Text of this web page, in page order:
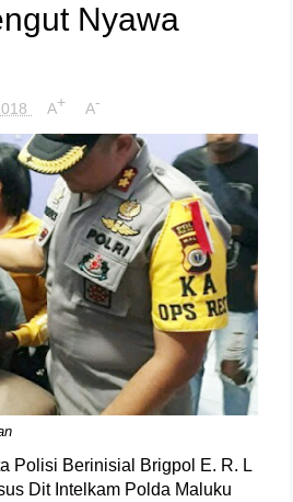
Nyawa
A+ A-
Polisi Berinisial Brigpol E. R. L
Dit Intelkam Polda Maluku